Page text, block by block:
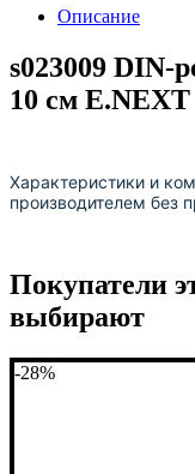
Описание
s023009 DIN-
10 см E.NEXT
Характеристики и
производителем без
Покупатели
выбирают
-28%